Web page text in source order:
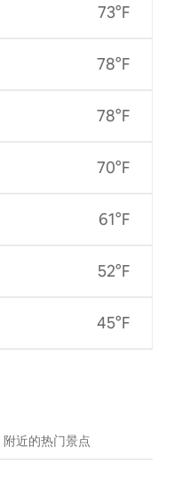
73°F
78°F
78°F
70°F
61°F
52°F
45°F
附近的热门景点